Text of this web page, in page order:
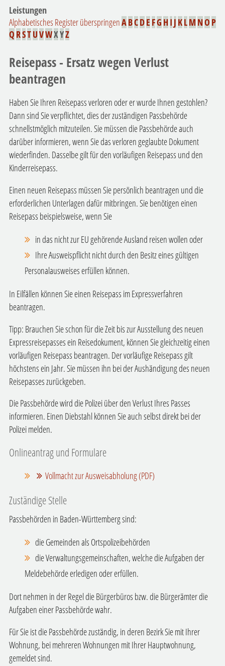
Leistungen
Alphabetisches Register überspringenABCDE FG H I J KLM NO P
Q RSTUVWXYZ
Reisepass - Ersatz wegen Verlust
beantragen
Haben Sie Ihren Reisepass verloren oder er wurde Ihnen gestohlen?
Dann sind Sie verpflichtet, dies der zuständigen Passbehörde
schnellstmöglich mitzuteilen. Sie müssen die Passbehörde auch
darüber informieren, wenn Sie das verloren geglaubte Dokument
wiederfinden. Dasselbe gilt für den vorläufigen Reisepass und den
Kinderreisepass.
Einen neuen Reisepass müssen Sie persönlich beantragen und die
erforderlichen Unterlagen dafür mitbringen.Sie benötigen einen
Reisepass beispielsweise, wenn Sie
in das nicht zur EU gehörende Ausland reisen wollen oder
Ihre Ausweispflicht nicht durch den Besitz eines gültigen
Personalausweises erfüllen können.
In Eilfällen können Sie einen Reisepass im Expressverfahren
beantragen.
Tipp: Brauchen Sie schon für die Zeit bis zur Ausstellung des neuen
Expressreisepasses ein Reisedokument, können Sie gleichzeitig einen
vorläufigen Reisepass beantragen. Der vorläufige Reisepass gilt
höchstens ein Jahr. Sie müssen ihn bei der Aushändigung des neuen
Reisepasses zurückgeben.
Die Passbehörde wird die Polizei über den Verlust Ihres Passes
informieren. Einen Diebstahl können Sie auch selbst direkt bei der
Polizei melden.
Onlineantrag und Formulare
Vollmacht zur Ausweisabholung (PDF)
Zuständige Stelle
Passbehörden in Baden-Württemberg sind:
die Gemeinden als Ortspolizeibehörden
die Verwaltungsgemeinschaften,welche die Aufgaben der
Meldebehörde erledigen oder erfüllen.
Dort nehmen in der Regel die Bürgerbüros bzw. die Bürgerämter die
Aufgaben einer Passbehörde wahr.
Für Sie ist die Passbehörde zuständig, in deren Bezirk Sie mit Ihrer
Wohnung, bei mehreren Wohnungen mit Ihrer Hauptwohnung,
gemeldet sind.